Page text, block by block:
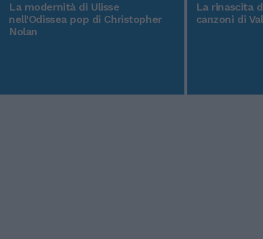
La modernità di Ulisse
nell'Odissea pop di Christopher
Nolan
La rinascita
canzoni di